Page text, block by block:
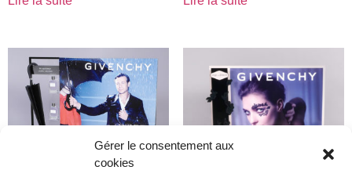
Gérer le consentement aux
cookies